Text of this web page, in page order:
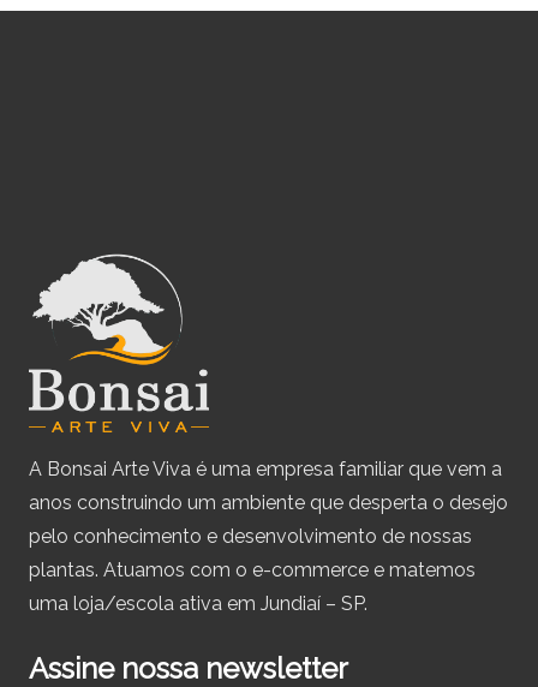
A Bonsai Arte Viva é uma empresa familiar que vem a
anos construindo um ambiente que desperta o desejo
pelo conhecimento e desenvolvimento de nossas
plantas. Atuamos com o e-commerce e matemos
uma loja/escola ativa em Jundiaí – SP.
Assine nossa newsletter